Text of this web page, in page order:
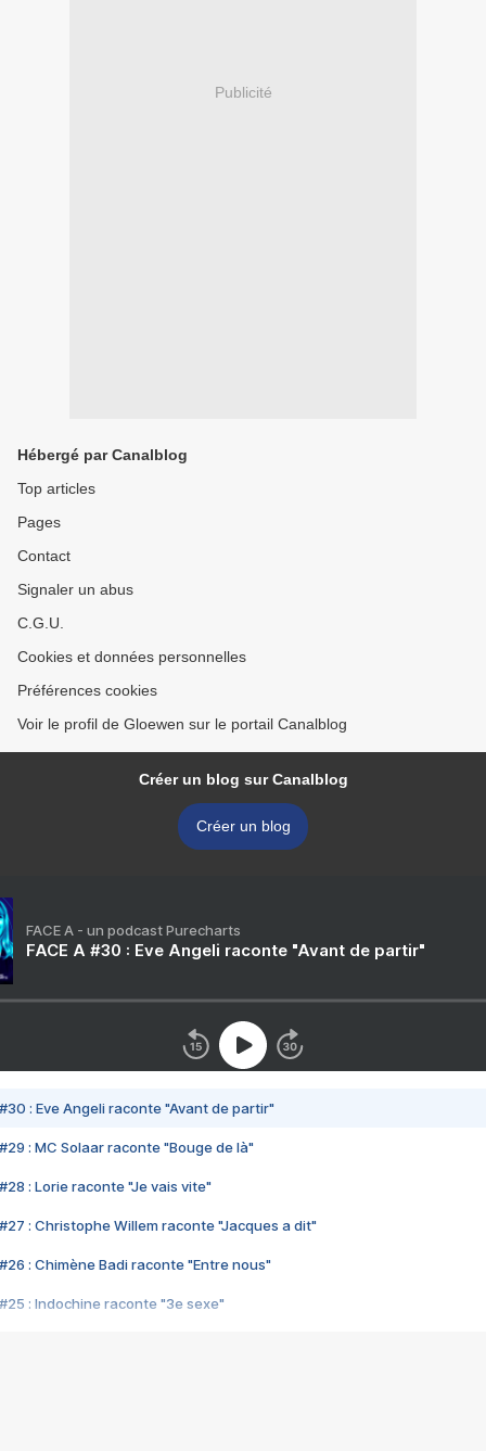
Publicité
Hébergé par Canalblog
Top articles
Pages
Contact
Signaler un abus
C.G.U.
Cookies et données personnelles
Préférences cookies
Voir le profil de Gloewen sur le portail Canalblog
Créer un blog sur Canalblog
Créer un blog
FACE A - un podcast Purecharts
FACE A #30 : Eve Angeli raconte "Avant de partir"
#30 : Eve Angeli raconte "Avant de partir"
#29 : MC Solaar raconte "Bouge de là"
#28 : Lorie raconte "Je vais vite"
#27 : Christophe Willem raconte "Jacques a dit"
#26 : Chimène Badi raconte "Entre nous"
#25 : Indochine raconte "3e sexe"